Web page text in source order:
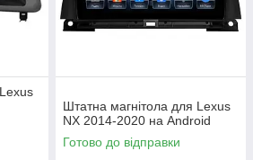
Штатна магнітола для Lexus
NX 2014-2020 на Android
Готово до відправки